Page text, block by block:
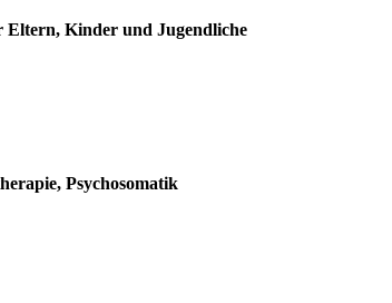
Eltern, Kinder und Jugendliche
Psychosomatik